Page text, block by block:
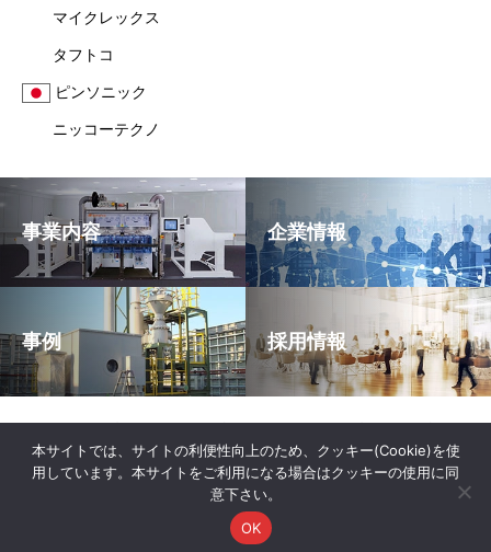
マイクレックス
タフトコ
ピンソニック
ニッコーテクノ
事業内容 企業情報
事例 採用情報
Copyright Nikko Tecno Co,Inc.All rights reserved.
本サイトでは、サイトの利便性向上のため、クッキー(Cookie)を使
用しています。本サイトをご利用になる場合はクッキーの使用に同
意下さい。
OK